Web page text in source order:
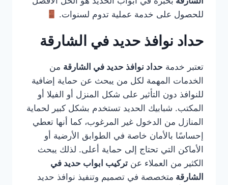
للحصول على خدمة عملية تدوم لسنوات.
حداد نوافذ حديد في الشارقة
تعتبر خدمة حداد نوافذ حديد في الشارقة من
الخدمات المهمة لكل من يبحث عن حماية إضافية
للنوافذ دون التأثير على شكل المنزل أو الفيلا أو
المكتب. شبابيك الحديد تستخدم بشكل كبير لحماية
المنازل من الدخول غير المرغوب، كما أنها تعطي
إحساسًا بالأمان خاصة في الطوابق الأرضية أو
الأماكن التي تحتاج إلى حماية أعلى. لذلك يبحث
الكثير من العملاء عن تركيب ابواب حديد في
الشارقة متخصصة في تصميم وتنفيذ نوافذ حديد